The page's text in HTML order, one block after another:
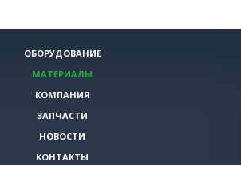
ОБОРУДОВАНИЕ
МАТЕРИАЛЫ
КОМПАНИЯ
ЗАПЧАСТИ
НОВОСТИ
КОНТАКТЫ